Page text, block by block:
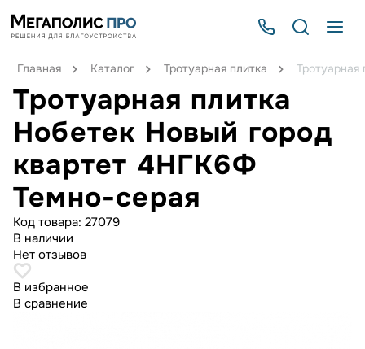
Главная Каталог Тротуарная плитка
Тротуарная плитка
Нобетек Новый город
квартет 4НГК6Ф
Темно-серая
Код товара: 27079
В наличии
Нет отзывов
В избранное
В сравнение